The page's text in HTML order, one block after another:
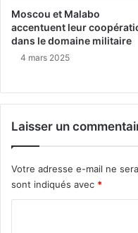
Moscou et Malabo
accentuent leur
dans le domaine militaire
4 mars 2025
Laisser un
Votre adresse e-mail ne
sont indiqués avec *